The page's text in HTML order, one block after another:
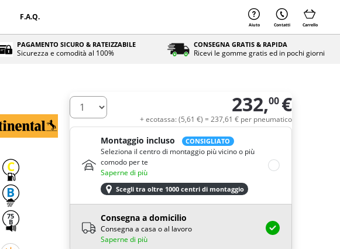
F.A.Q.
Aiuto Contatti Carrello
PAGAMENTO SICURO & RATEIZZABILE
Sicurezza e comodità al 100%
CONSEGNA GRATIS & RAPIDA
Ricevi le gomme gratis ed in pochi giorni
C
B
75
B
Quantità 232,00 €
+ ecotassa: (5,61 €) = 237,61 € per pneumatico
Montaggio incluso CONSIGLIATO
Seleziona il centro di montaggio più vicino o più
comodo per te
Saperne di più
Scegli tra oltre 1000 centri di montaggio
Consegna a domicilio
Consegna a casa o al lavoro
Saperne di più